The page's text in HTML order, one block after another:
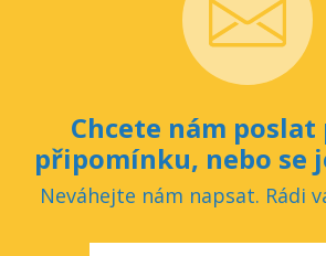
Chcete nám
připomínku, nebo se
Neváhejte nám napsat. Rádi